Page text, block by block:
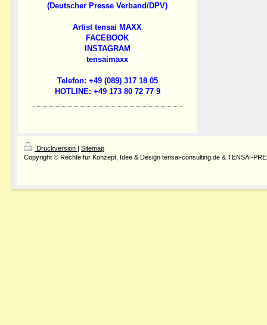
(Deutscher Presse Verband/DPV)
Artist tensai MAXX
FACEBOOK
INSTAGRAM
tensaimaxx
Telefon: +49 (089) 317 18 05
HOTLINE: +49 173 80 72 77 9
Druckversion | Sitemap
Copyright © Rechte für Konzept, Idee & Design tensai-consulting.de & TENSAI-